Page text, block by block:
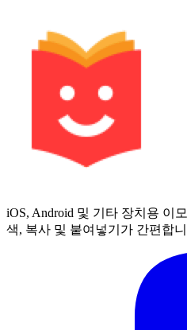
iOS, Android 및 기타 장치용 이
색, 복사 및 붙여넣기가 간편합